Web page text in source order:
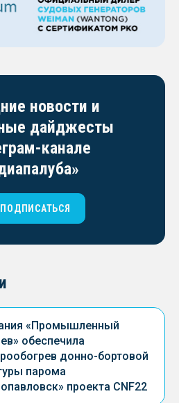
новости и
дайджесты
канале
ПОДПИСАТЬСЯ
«Промышленный
обеспечила
донно-бортовой
парома
проекта CNF22